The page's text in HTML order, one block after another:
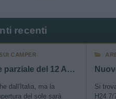
recenti
CAMPER
Eclissi solare parziale del 12 Agosto 2026
dall'Italia, ma la
del sole sarà
Si
H24 7/